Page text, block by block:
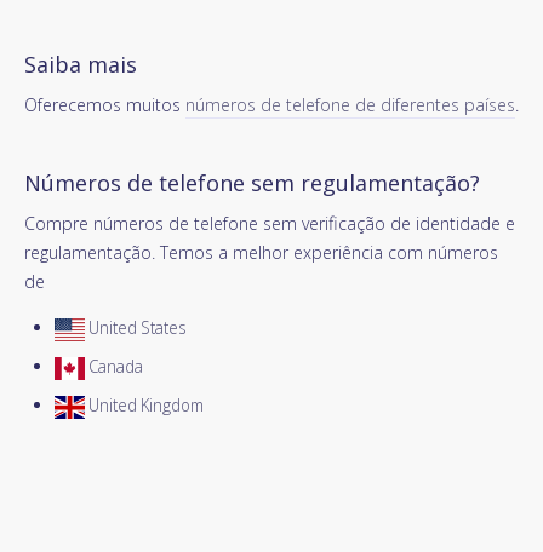
Saiba mais
Oferecemos muitos números de telefone de diferentes países.
Números de telefone sem regulamentação?
Compre números de telefone sem verificação de identidade e
regulamentação. Temos a melhor experiência com números
de
United States
Canada
United Kingdom